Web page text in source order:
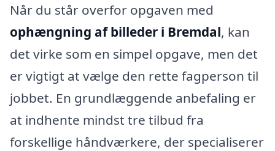
Når du står overfor opgaven med
ophængning af billeder i Bremdal, kan
det virke som en simpel opgave, men det
er vigtigt at vælge den rette fagperson til
jobbet. En grundlæggende anbefaling er
at indhente mindst tre tilbud fra
forskellige håndværkere, der specialiserer